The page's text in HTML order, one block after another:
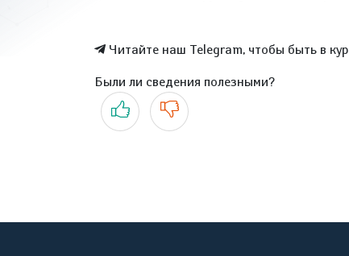
Читайте наш Telegram, чтобы быть в
Были ли сведения полезными?
Да Нет